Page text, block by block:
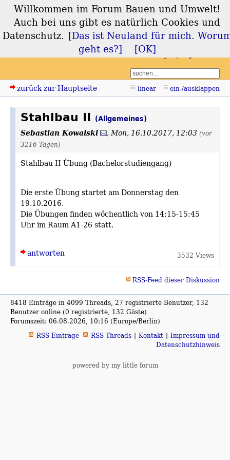
Forum Bauen und
Umwelt
zurück zur Hauptseite linear ein-/ausklappen
Stahlbau II (Allgemeines)
Sebastian Kowalski ,Mon, 16.10.2017, 12:03 (vor
3216 Tagen)
Stahlbau II Übung (Bachelorstudiengang)
Die erste Übung startet am Donnerstag den
19.10.2016.
Die Übungen finden wöchentlich von 14:15-15:45
Uhr im Raum A1-26 statt.
antworten 3532 Views
RSS-Feed dieser Diskussion
8418 Einträge in 4099 Threads, 27 registrierte Benutzer, 132
Benutzer online (0 registrierte, 132 Gäste)
Forumszeit: 06.08.2026, 10:16 (Europe/Berlin)
RSS Einträge
RSS Threads Kontakt
Impressum und
Datenschutzhinweis
powered by my little forum
Willkommen im Forum Bauen und Umwelt!
Auch bei uns gibt es natürlich Cookies und
Datenschutz. [Das ist Neuland für mich.
geht es?]
[OK]